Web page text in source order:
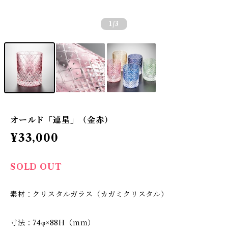
1 /3
オールド「連星」（金赤）
¥33,000
SOLD OUT
素材：クリスタルガラス（カガミクリスタル）
寸法：74φ×88H（ｍｍ）